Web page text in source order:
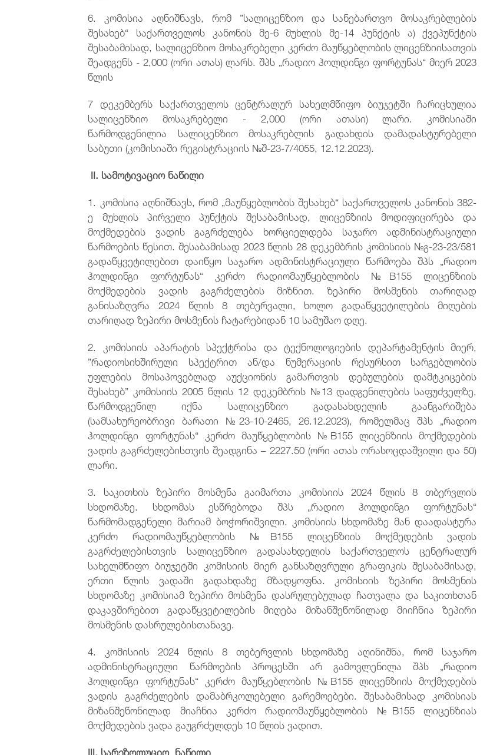
6. კომისია აღნიშნავს, რომ ”სალიცენზიო და სანებართვო მოსაკრებლების
შესახებ“ საქართველოს კანონის მე-6 მუხლის მე-14 პუნქტის ა) ქვეპუნქტის
შესაბამისად, სალიცენზიო მოსაკრებელი კერძო მაუწყებლობის ლიცენზიისათვის
შეადგენს - 2,000 (ორი ათას) ლარს. შპს „რადიო ჰოლდინგი ფორტუნას“ მიერ 2023
წლის
7 დეკემბერს საქართველოს ცენტრალურ სახელმწიფო ბიუჯეტში ჩარიცხულია
სალიცენზიო მოსაკრებელი - 2,000 (ორი ათასი) ლარი. კომისიაში
წარმოდგენილია სალიცენზიო მოსაკრებლის გადახდის დამადასტურებელი
საბუთი (კომისიაში რეგისტრაციის №შ-23-7/4055, 12.12.2023).
II. სამოტივაციო ნაწილი
1. კომისია აღნიშნავს, რომ „მაუწყებლობის შესახებ“ საქართველოს კანონის 382-
ე მუხლის პირველი პუნქტის შესაბამისად, ლიცენზიის მოდიფიცირება და
მოქმედების ვადის გაგრძელება ხორციელდება საჯარო ადმინისტრაციული
წარმოების წესით. შესაბამისად 2023 წლის 28 დეკემბრის კომისიის №გ-23-23/581
გადაწყვეტილებით დაიწყო საჯარო ადმინისტრაციული წარმოება შპს „რადიო
ჰოლდინგი ფორტუნას“ კერძო რადიომაუწყებლობის №B155 ლიცენზიის
მოქმედების ვადის გაგრძელების მიზნით. ზეპირი მოსმენის თარიღად
განისაზღვრა 2024 წლის 8 თებერვალი, ხოლო გადაწყვეტილების მიღების
თარიღად ზეპირი მოსმენის ჩატარებიდან 10 სამუშაო დღე.
2. კომისიის აპარატის სპექტრისა და ტექნოლოგიების დეპარტამენტის მიერ,
”რადიოსიხშირული სპექტრით ან/და ნუმერაციის რესურსით სარგებლობის
უფლების მოსაპოვებლად აუქციონის გამართვის დებულების დამტკიცების
შესახებ” კომისიის 2005 წლის 12 დეკემბრის №13 დადგენილების საფუძველზე,
წარმოდგენილ იქნა სალიცენზიო გადასახდელის გაანგარიშება
(სამსახურეობრივი ბარათი №23-10-2465, 26.12.2023), რომელმაც შპს „რადიო
ჰოლდინგი ფორტუნას“ კერძო მაუწყებლობის №B155 ლიცენზიის მოქმედების
ვადის გაგრძელებისთვის შეადგინა – 2227.50 (ორი ათას ორასოცდაშვილი და 50)
ლარი.
3. საკითხის ზეპირი მოსმენა გაიმართა კომისიის 2024 წლის 8 თბერვლის
სხდომაზე. სხდომას ესწრებოდა შპს „რადიო ჰოლდინგი ფორტუნას“
წარმომადგენელი მარიამ ბოჭორიშვილი. კომისიის სხდომაზე მან დაადასტურა
კერძო რადიომაუწყებლობის №B155 ლიცენზიის მოქმედების ვადის
გაგრძელებისთვის სალიცენზიო გადასახდელის საქართველოს ცენტრალურ
სახელმწიფო ბიუჯეტში კომისიის მიერ განსაზღვრული გრაფიკის შესაბამისად,
ერთი წლის ვადაში გადახდაზე მზადყოფნა. კომისიის ზეპირი მოსმენის
სხდომაზე კომისიამ ზეპირი მოსმენა დასრულებულად ჩათვალა და საკითხთან
დაკავშირებით გადაწყვეტილების მიღება მიზანშეწონილად მიიჩნია ზეპირი
მოსმენის დასრულებისთანავე.
4. კომისიის 2024 წლის 8 თებერვლის სხდომაზე აღინიშნა, რომ საჯარო
ადმინისტრაციული წარმოების პროცესში არ გამოვლენილა შპს „რადიო
ჰოლდინგი ფორტუნას“ კერძო მაუწყებლობის №B155 ლიცენზიის მოქმედების
ვადის გაგრძელების დამაბრკოლებელი გარემოებები. შესაბამისად კომისიას
მიზანშეწონილად მიაჩნია კერძო რადიომაუწყებლობის №B155 ლიცენზიას
მოქმედების ვადა გაუგრძელდეს 10 წლის ვადით.
III. სარეზოლუციო ნაწილი